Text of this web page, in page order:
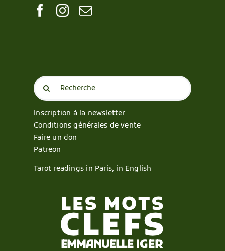
Search
for:
Inscription à la newsletter
Conditions générales de vente
Faire un don
Patreon
Tarot readings in Paris, in English